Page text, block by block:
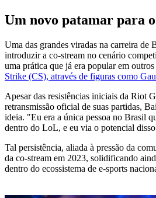
Um novo patamar para
Uma das grandes viradas na carreira de
introduzir a co-stream no cenário
uma prática que já era popular em
Strike (CS), através de figuras como
Apesar das resistências iniciais da Riot
retransmissão oficial de suas partidas,
ideia. "Eu era a única pessoa no Brasil
dentro do LoL, e eu via o potencial
Tal persistência, aliada à pressão da
da co-stream em 2023, solidificando
dentro do ecossistema de e-sports